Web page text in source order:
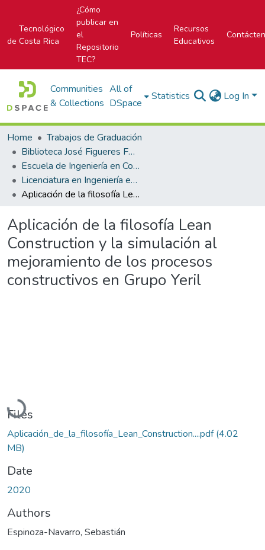
Tecnológico
de Costa Rica
¿Cómo
publicar en
el
Repositorio
TEC?
Políticas
Recursos
Educativos
Communities
& Collections
All of
DSpace
Statistics Log In
Home
Trabajos de Graduación
Biblioteca José Figueres Ferrer
Escuela de Ingeniería en Construcción
Licenciatura en Ingeniería en Construcción
Aplicación de la filosofía Lean Construction y la simulación al mejoramiento de los procesos constructivos en Grupo Yeril
Aplicación de la filosofía Lean
Construction y la simulación al
mejoramiento de los procesos
constructivos en Grupo Yeril
Loading...
Files
Aplicación_de_la_filosofía_Lean_Construction....pdf(4.02
MB)
Date
2020
Authors
Espinoza-Navarro, Sebastián